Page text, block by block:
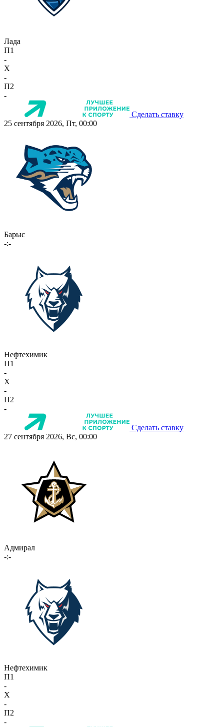
Лада
П1
-
X
-
П2
-
Сделать ставку
25 сентября 2026, Пт, 00:00
Барыс
-:-
Нефтехимик
П1
-
X
-
П2
-
Сделать ставку
27 сентября 2026, Вс, 00:00
Адмирал
-:-
Нефтехимик
П1
-
X
-
П2
-